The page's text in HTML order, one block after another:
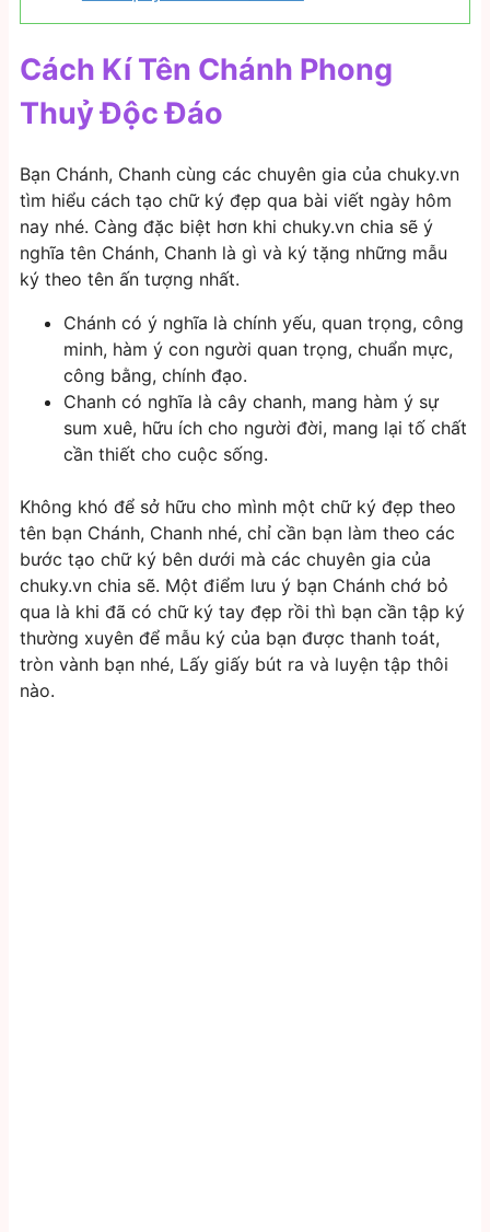
Cách Kí Tên Chánh Phong
Thuỷ Độc Đáo
Bạn Chánh, Chanh cùng các chuyên gia của chuky.vn
tìm hiểu cách tạo chữ ký đẹp qua bài viết ngày hôm
nay nhé. Càng đặc biệt hơn khi chuky.vn chia sẽ ý
nghĩa tên Chánh, Chanh là gì và ký tặng những mẫu
ký theo tên ấn tượng nhất.
Chánh có ý nghĩa là chính yếu, quan trọng, công
minh, hàm ý con người quan trọng, chuẩn mực,
công bằng, chính đạo.
Chanh có nghĩa là cây chanh, mang hàm ý sự
sum xuê, hữu ích cho người đời, mang lại tố chất
cần thiết cho cuộc sống.
Không khó để sở hữu cho mình một chữ ký đẹp theo
tên bạn Chánh, Chanh nhé, chỉ cần bạn làm theo các
bước tạo chữ ký bên dưới mà các chuyên gia của
chuky.vn chia sẽ. Một điểm lưu ý bạn Chánh chớ bỏ
qua là khi đã có chữ ký tay đẹp rồi thì bạn cần tập ký
thường xuyên để mẫu ký của bạn được thanh toát,
tròn vành bạn nhé, Lấy giấy bút ra và luyện tập thôi
nào.